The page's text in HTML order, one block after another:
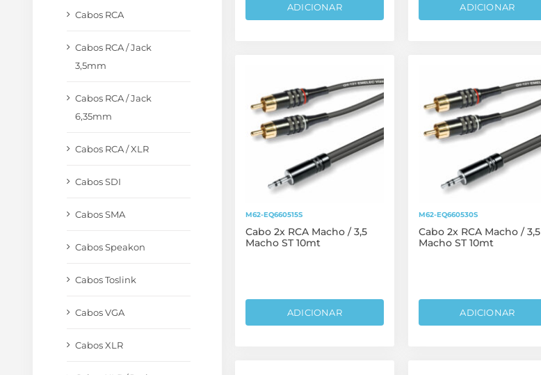
Cabos RCA
Cabos RCA / Jack
3,5mm
Cabos RCA / Jack
6,35mm
Cabos RCA / XLR
Cabos SDI
Cabos SMA
Cabos Speakon
Cabos Toslink
Cabos VGA
Cabos XLR
ADICIONAR ADICIONAR
M62-EQ660515S
Cabo 2x RCA Macho / 3,5
Macho ST 10mt
ADICIONAR
M62-EQ660530S
Cabo 2x RCA Macho / 3,5
Macho ST 10mt
ADICIONAR